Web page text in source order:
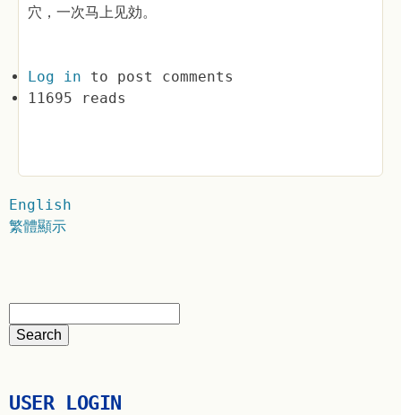
穴，一次马上见効。
Log in to post comments
11695 reads
English
繁體顯示
USER LOGIN